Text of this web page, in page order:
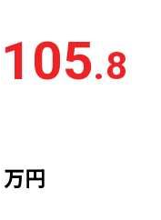
105.8
万円